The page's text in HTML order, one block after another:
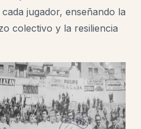
jugador, enseñando la
colectivo y la resiliencia